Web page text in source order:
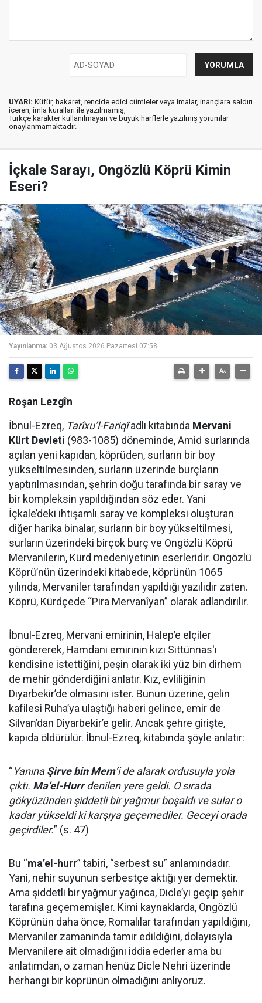
UYARI: Küfür, hakaret, rencide edici cümleler veya imalar, inançlara saldırı
içeren, imla kuralları ile yazılmamış,
Türkçe karakter kullanılmayan ve büyük harflerle yazılmış yorumlar
onaylanmamaktadır.
İçkale Sarayı, Ongözlü Köprü Kimin
Eseri?
Yayınlanma: 03 Ağustos 2026 Pazartesi 07:58
Roşan Lezgîn
İbnul-Ezreq, Tarîxu’l-Fariqîadlı kitabında Mervani
Kürt Devleti (983-1085) döneminde, Amid surlarında
açılan yeni kapıdan, köprüden, surların bir boy
yükseltilmesinden, surların üzerinde burçların
yaptırılmasından, şehrin doğu tarafında bir saray ve
bir kompleksin yapıldığından söz eder. Yani
İçkale’deki ihtişamlı saray ve kompleksi oluşturan
diğer harika binalar, surların bir boy yükseltilmesi,
surların üzerindeki birçok burç ve Ongözlü Köprü
Mervanilerin, Kürd medeniyetinin eserleridir. Ongözlü
Köprü’nün üzerindeki kitabede, köprünün 1065
yılında, Mervaniler tarafından yapıldığı yazılıdır zaten.
Köprü, Kürdçede “Pira Mervanîyan” olarak adlandırılır.
İbnul-Ezreq, Mervani emirinin, Halep’e elçiler
göndererek, Hamdani emirinin kızı Sittünnas'ı
kendisine istettiğini, peşin olarak iki yüz bin dirhem
de mehir gönderdiğini anlatır. Kız, evliliğinin
Diyarbekir’de olmasını ister. Bunun üzerine, gelin
kafilesi Ruha’ya ulaştığı haberi gelince, emir de
Silvan’dan Diyarbekir’e gelir. Ancak şehre girişte,
kapıda öldürülür. İbnul-Ezreq, kitabında şöyle anlatır:
“YanınaŞirve bin Mem’i de alarak ordusuyla yola
çıktı. Ma’el-Hurrdenilen yere geldi. O sırada
gökyüzünden şiddetli bir yağmur boşaldı ve sular o
kadar yükseldi ki karşıya geçemediler. Geceyi orada
geçirdiler.” (s. 47)
Bu “ma’el-hurr” tabiri, “serbest su” anlamındadır.
Yani, nehir suyunun serbestçe aktığı yer demektir.
Ama şiddetli bir yağmur yağınca, Dicle’yi geçip şehir
tarafına geçememişler. Kimi kaynaklarda, Ongözlü
Köprünün daha önce, Romalılar tarafından yapıldığını,
Mervaniler zamanında tamir edildiğini, dolayısıyla
Mervanilere ait olmadığını iddia ederler ama bu
anlatımdan, o zaman henüz Dicle Nehri üzerinde
herhangi bir köprünün olmadığını anlıyoruz.